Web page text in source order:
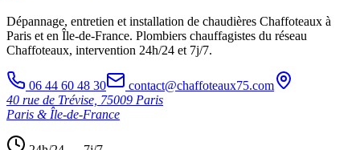
Dépannage, entretien et installation de chaudières Chaffoteaux à
Paris et en Île-de-France. Plombiers chauffagistes du réseau
Chaffoteaux, intervention 24h/24 et 7j/7.
06 44 60 48 30
contact@chaffoteaux75.com
40 rue de Trévise, 75009 Paris
Paris & Île-de-France